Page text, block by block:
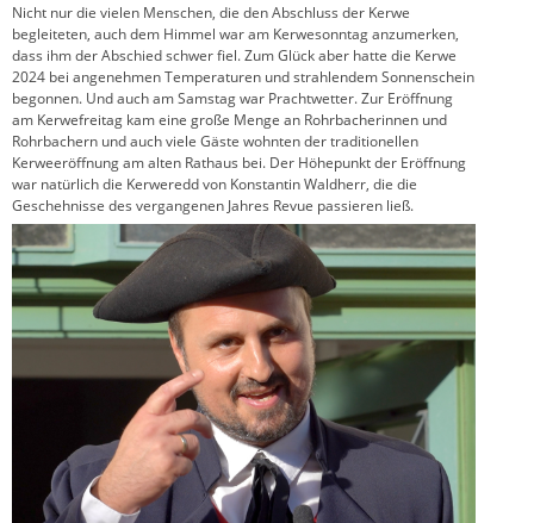
Nicht nur die vielen Menschen, die den Abschluss der Kerwe
begleiteten, auch dem Himmel war am Kerwesonntag anzumerken,
dass ihm der Abschied schwer fiel. Zum Glück aber hatte die Kerwe
2024 bei angenehmen Temperaturen und strahlendem Sonnenschein
begonnen. Und auch am Samstag war Prachtwetter. Zur Eröffnung
am Kerwefreitag kam eine große Menge an Rohrbacherinnen und
Rohrbachern und auch viele Gäste wohnten der traditionellen
Kerweeröffnung am alten Rathaus bei. Der Höhepunkt der Eröffnung
war natürlich die Kerweredd von Konstantin Waldherr, die die
Geschehnisse des vergangenen Jahres Revue passieren ließ.